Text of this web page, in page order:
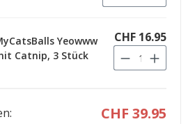
Yeowww
Catnip, 3 Stück
CHF 16.95
CHF 39.95